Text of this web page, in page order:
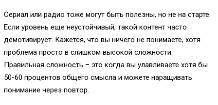
Сериал или радио тоже могут быть полезны, но не на старте.
Если уровень еще неустойчивый, такой контент часто
демотивирует. Кажется, что вы ничего не понимаете, хотя
проблема просто в слишком высокой сложности.
Правильная сложность – это когда вы улавливаете хотя бы
50-60 процентов общего смысла и можете наращивать
понимание через повтор.